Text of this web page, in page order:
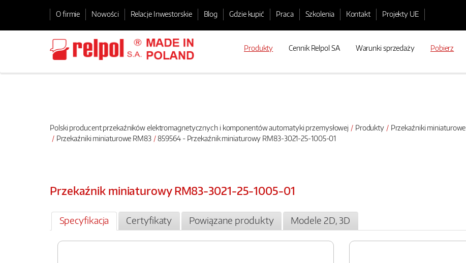
O firmie Nowości Relacje Inwestorskie Blog Gdzie kupić Praca Szkolenia Kontakt Projekty UE
Produkty Cennik Relpol SA Warunki sprzedaży Pobierz
Polski producent przekaźników elektromagnetycznych i komponentów automatyki przemysłowej Produkty Przekaźniki miniaturowe
Przekaźniki miniaturowe RM83
859564 - Przekaźnik miniaturowy RM83-3021-25-1005-01
Przekaźnik miniaturowy RM83-3021-25-1005-01
Specyfikacja Certyfikaty Powiązane produkty Modele 2D, 3D